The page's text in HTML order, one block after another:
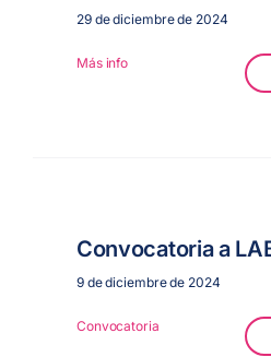
29 de diciembre de 2024
Más info
Convocatoria a
9 de diciembre de 2024
Convocatoria